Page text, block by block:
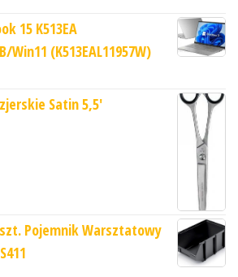
15 K513EA
Win11 (K513EAL11957W)
Satin 5,5'
Pojemnik Warsztatowy